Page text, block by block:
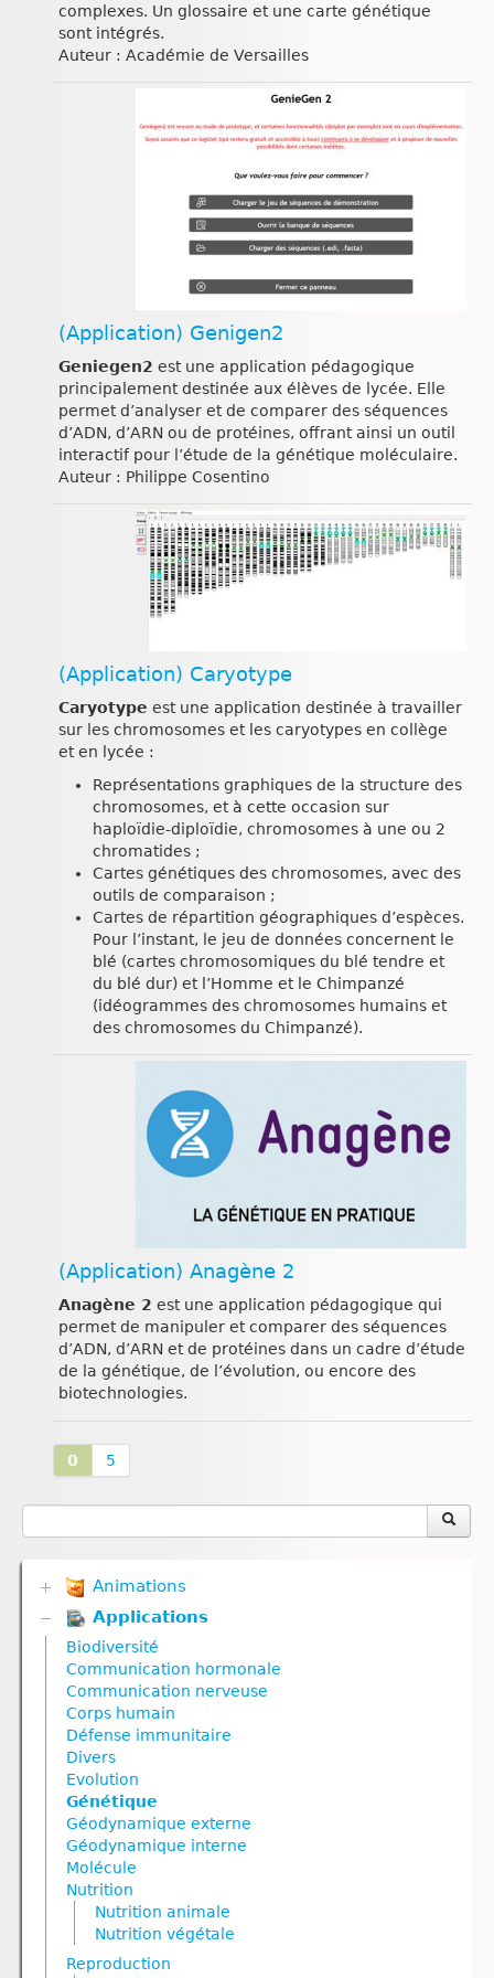
complexes. Un glossaire et une carte génétique
sont intégrés.
Auteur : Académie de Versailles
(Application) Genigen2
Geniegen2 est une application pédagogique
principalement destinée aux élèves de lycée. Elle
permet d’analyser et de comparer des séquences
d’ADN, d’ARN ou de protéines, offrant ainsi un outil
interactif pour l’étude de la génétique moléculaire.​
Auteur : Philippe Cosentino
(Application) Caryotype
Caryotype est une application destinée à travailler
sur les chromosomes et les caryotypes en collège
et en lycée :
Représentations graphiques de la structure des
chromosomes, et à cette occasion sur
haploïdie-diploïdie, chromosomes à une ou 2
chromatides ;
Cartes génétiques des chromosomes, avec des
outils de comparaison ;
Cartes de répartition géographiques d’espèces.
Pour l’instant, le jeu de données concernent le
blé (cartes chromosomiques du blé tendre et
du blé dur) et l’Homme et le Chimpanzé
(idéogrammes des chromosomes humains et
des chromosomes du Chimpanzé).
(Application) Anagène 2
Anagène 2 est une application pédagogique qui
permet de manipuler et comparer des séquences
d’ADN, d’ARN et de protéines dans un cadre d’étude
de la génétique, de l’évolution, ou encore des
biotechnologies.
0 5
Animations
Biodiversité
Communication hormonale
Communication nerveuse
Corps humain
Défense immunitaire
Divers
Génétique
Géodynamique externe
Géodynamique interne
Nutrition
Nutrition animale
Nutrition végétale
Reproduction
Reproduction animale
Reproduction végétale
Ressources naturelles et pollution
Applications
Biodiversité
Communication hormonale
Communication nerveuse
Corps humain
Défense immunitaire
Divers
Evolution
Génétique
Géodynamique externe
Géodynamique interne
Molécule
Nutrition
Nutrition animale
Nutrition végétale
Reproduction